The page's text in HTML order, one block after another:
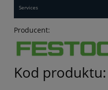
Services
Producent:
Kod produktu: